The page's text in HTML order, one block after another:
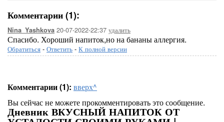
Комментарии (1):
Nina_Yashkova 20-07-2022-22:37 удалить
Спасибо. Хороший напиток,но на бананы аллергия.
Обратиться - Ответить - К полной версии
Комментарии (1): вверх^
Вы сейчас не можете прокомментировать это сообщение.
Дневник ВКУСНЫЙ НАПИТОК ОТ